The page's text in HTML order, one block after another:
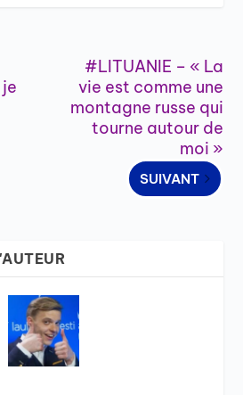
#LITUANIE – « La
vie est comme une
montagne russe qui
tourne autour de
moi »
SUIVANT